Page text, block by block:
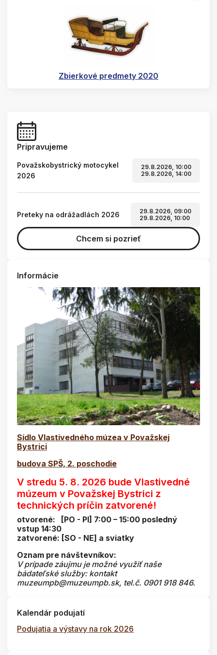
Zbierkové predmety 2020
Pripravujeme
Považskobystrický motocykel
2026
29.8.2026, 10:00
29.8.2026, 14:00
Preteky na odrážadlách 2026
29.8.2026, 09:00
29.8.2026, 10:00
Chcem si pozrieť
Informácie
Sídlo Vlastivedného múzea v Považskej
Bystrici
budova SPŠ, 2. poschodie
V stredu 5. 8. 2026 bude Vlastivedné
múzeum v Považskej Bystrici z
technických príčin zatvorené!
otvorené: [PO - PI] 7:00 – 15:00 posledný
vstup 14:30
zatvorené: [SO - NE] a sviatky
Oznam pre návštevníkov:
V prípade záujmu je možné využiť naše
bádateľské služby: kontakt
muzeumpb@muzeumpb.sk, tel.č. 0901 918 846.
Kalendár podujatí
Podujatia a výstavy na rok 2026